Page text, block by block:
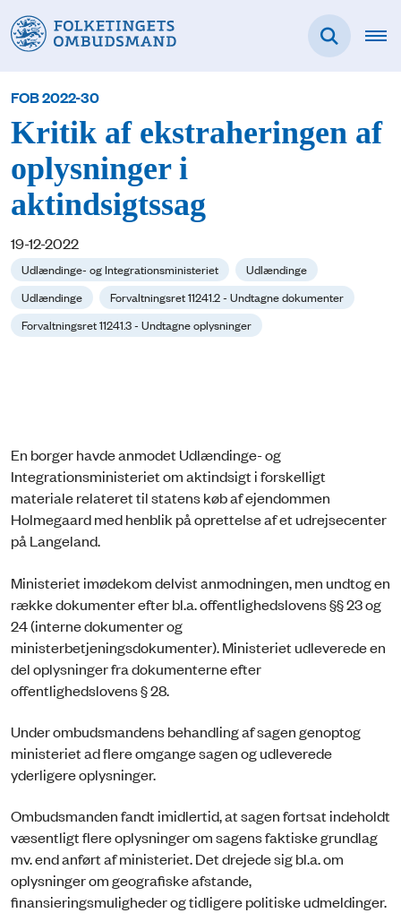
FOB 2022-30
Kritik af ekstraheringen af
oplysninger i
aktindsigtssag
19-12-2022
Udlændinge- og Integrationsministeriet
Udlændinge
Udlændinge
Forvaltningsret 11241.2 - Undtagne dokumenter
Forvaltningsret 11241.3 - Undtagne oplysninger
En borger havde anmodet Udlændinge- og
Integrationsministeriet om aktindsigt i forskelligt
materiale relateret til statens køb af ejendommen
Holmegaard med henblik på oprettelse af et udrejsecenter
på Langeland.
Ministeriet imødekom delvist anmodningen, men undtog en
række dokumenter efter bl.a. offentlighedslovens §§ 23 og
24 (interne dokumenter og
ministerbetjeningsdokumenter). Ministeriet udleverede en
del oplysninger fra dokumenterne efter
offentlighedslovens § 28.
Under ombudsmandens behandling af sagen genoptog
ministeriet ad flere omgange sagen og udleverede
yderligere oplysninger.
Ombudsmanden fandt imidlertid, at sagen fortsat indeholdt
væsentligt flere oplysninger om sagens faktiske grundlag
mv. end anført af ministeriet. Det drejede sig bl.a. om
oplysninger om geografiske afstande,
finansieringsmuligheder og tidligere politiske udmeldinger.